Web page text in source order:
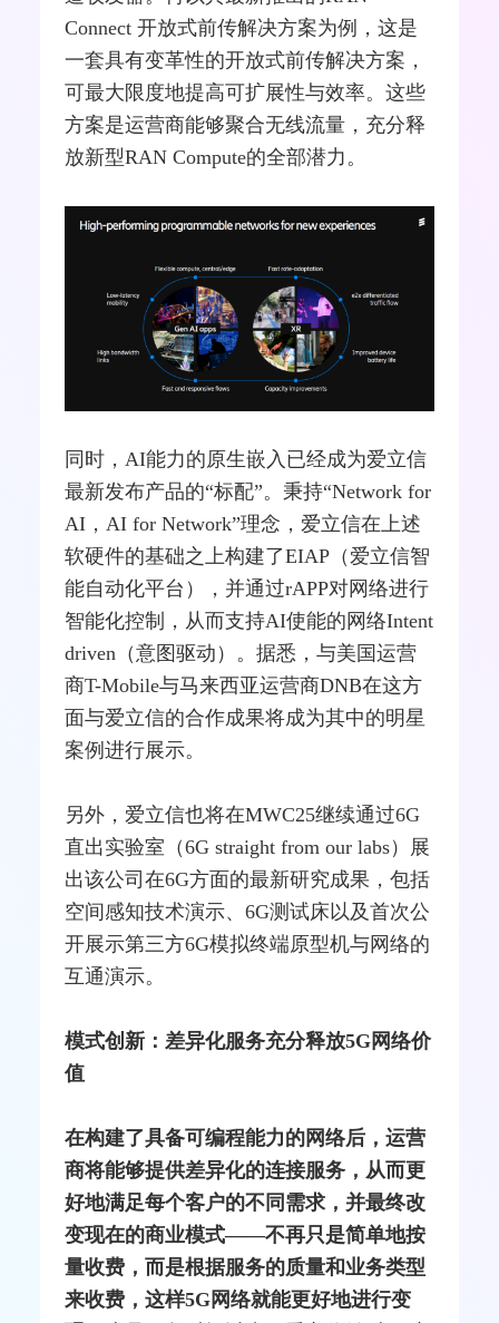
Connect 开放式前传解决方案为例，这是
一套具有变革性的开放式前传解决方案，
可最大限度地提高可扩展性与效率。这些
方案是运营商能够聚合无线流量，充分释
放新型RAN Compute的全部潜力。
同时，AI能力的原生嵌入已经成为爱立信
最新发布产品的“标配”。秉持“Network for
AI，AI for Network”理念，爱立信在上述
软硬件的基础之上构建了EIAP（爱立信智
能自动化平台），并通过rAPP对网络进行
智能化控制，从而支持AI使能的网络Intent
driven（意图驱动）。据悉，与美国运营
商T-Mobile与马来西亚运营商DNB在这方
面与爱立信的合作成果将成为其中的明星
案例进行展示。
另外，爱立信也将在MWC25继续通过6G
直出实验室（6G straight from our labs）展
出该公司在6G方面的最新研究成果，包括
空间感知技术演示、6G测试床以及首次公
开展示第三方6G模拟终端原型机与网络的
互通演示。
模式创新：差异化服务充分释放5G网络价
值
在构建了具备可编程能力的网络后，运营
商将能够提供差异化的连接服务，从而更
好地满足每个客户的不同需求，并最终改
变现在的商业模式——不再只是简单地按
量收费，而是根据服务的质量和业务类型
来收费，这样5G网络就能更好地进行变